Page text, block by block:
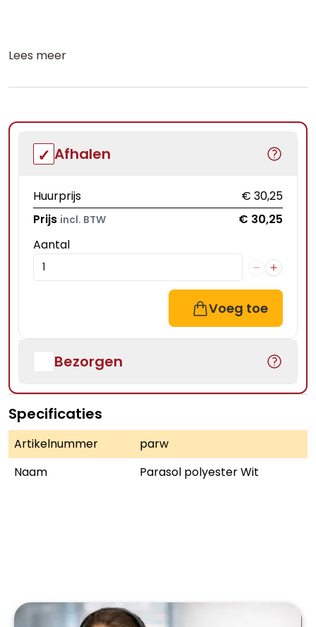
Lees meer
Afhalen
Huurprijs
€ 30,25
Prijs incl. BTW
€ 30,25
Aantal
Voeg toe
Bezorgen
Specificaties
Artikelnummer
parw
Naam
Parasol polyester Wit